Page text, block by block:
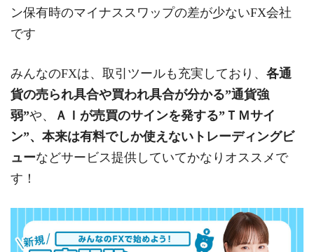
ン保有時のマイナススワップの差が少ないFX会社
です
みんなのFXは、取引ツールも充実しており、 各通
貨の売られ具合や買われ具合が分かる”通貨強
弱”や、
ＡＩが売買のサインを発する”ＴＭサイ
ン”、本来は有料でしか使えないトレーディングビ
ューなどサービス提供していてかなりオススメで
す！